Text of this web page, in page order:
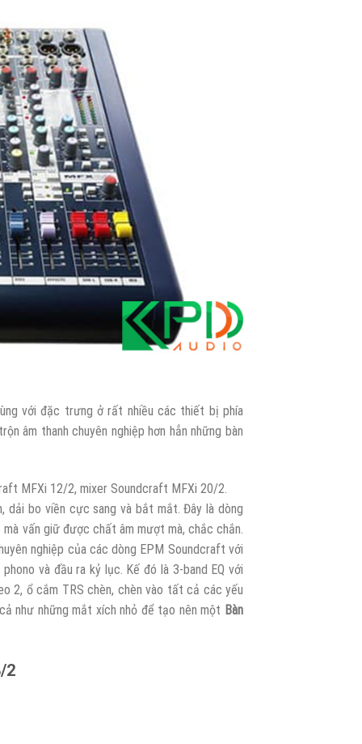
với đặc trưng ở rất nhiều các thiết bị phía
âm thanh chuyên nghiệp hơn hẳn những bàn
MFXi 12/2, mixer Soundcraft MFXi 20/2.
bo viền cực sang và bắt mắt. Đây là dòng
vấn giữ được chất âm mượt mà, chắc chắn.
nghiệp của các dòng EPM Soundcraft với
và đầu ra kỷ lục. Kế đó là 3-band EQ với
2, ổ cắm TRS chèn, chèn vào tất cả các yếu
như những mắt xích nhỏ để tạo nên một Bàn
2